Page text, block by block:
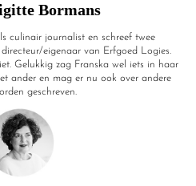
Bormans
culinair journalist en schreef twee
eigenaar van Erfgoed Logies.
Gelukkig zag Franska wel iets in haar
ander en mag er nu ook over andere
geschreven.